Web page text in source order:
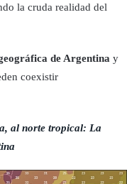
la cruda realidad del
de Argentina y
coexistir
al norte tropical: La